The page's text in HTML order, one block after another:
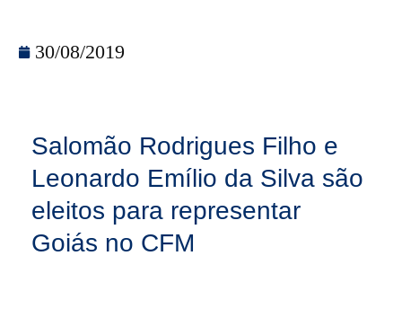
30/08/2019
Salomão Rodrigues Filho e
Leonardo Emílio da Silva são
eleitos para representar
Goiás no CFM